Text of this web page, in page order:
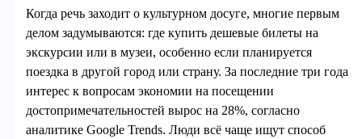
Когда речь заходит о культурном досуге, многие первым
делом задумываются: где купить дешевые билеты на
экскурсии или в музеи, особенно если планируется
поездка в другой город или страну. За последние три года
интерес к вопросам экономии на посещении
достопримечательностей вырос на 28%, согласно
аналитике Google Trends. Люди всё чаще ищут способ